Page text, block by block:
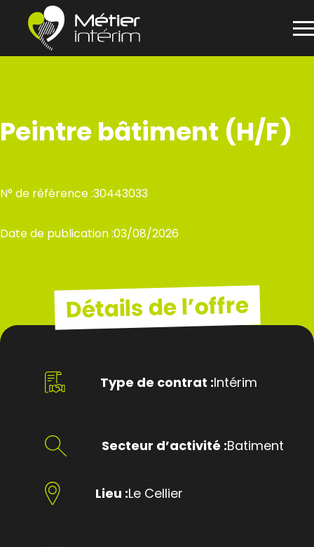
Peintre bâtiment (H/F)
N° de référence :30443033
Date de publication :03/08/2026
Détails de l’offre
Type de contrat :Intérim
Secteur d’activité :Batiment
Lieu :Le Cellier
Panneau de gestion des cookies